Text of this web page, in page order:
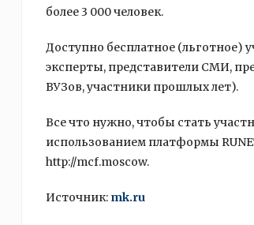
более 3 000 человек.
Доступно бесплатное (льготное)
эксперты, представители СМИ,
ВУЗов, участники прошлых лет).
Все что нужно, чтобы стать
использованием платформы
http://mcf.moscow.
Источник: mk.ru